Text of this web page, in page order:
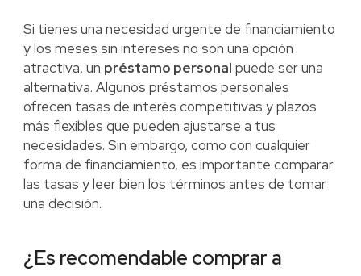
Si tienes una necesidad urgente de financiamiento
y los meses sin intereses no son una opción
atractiva, un préstamo personal puede ser una
alternativa. Algunos préstamos personales
ofrecen tasas de interés competitivas y plazos
más flexibles que pueden ajustarse a tus
necesidades. Sin embargo, como con cualquier
forma de financiamiento, es importante comparar
las tasas y leer bien los términos antes de tomar
una decisión.
¿Es recomendable comprar a